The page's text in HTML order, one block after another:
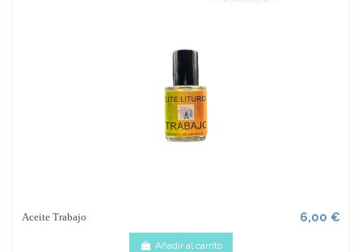
Aceite Trabajo 6,00 €
Añadir al carrito